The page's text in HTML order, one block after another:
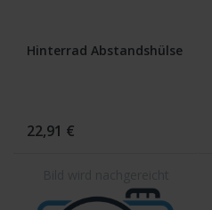
Hinterrad Abstandshülse
22,91 €